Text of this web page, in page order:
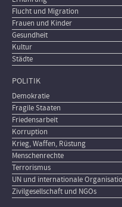
Flucht und Migration
Frauen und Kinder
Gesundheit
Kultur
Städte
POLITIK
Demokratie
Fragile Staaten
Friedensarbeit
Korruption
Krieg, Waffen, Rüstung
Menschenrechte
Terrorismus
UN und internationale
Zivilgesellschaft und NGOs